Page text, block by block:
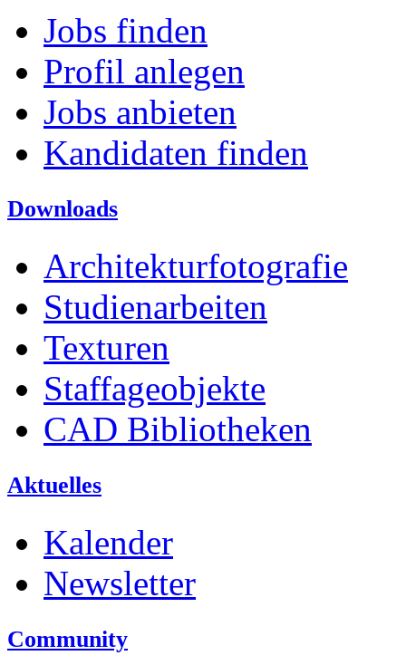
Jobs finden
Profil anlegen
Jobs anbieten
Kandidaten finden
Downloads
Architekturfotografie
Studienarbeiten
Texturen
Staffageobjekte
CAD Bibliotheken
Aktuelles
Kalender
Newsletter
Community